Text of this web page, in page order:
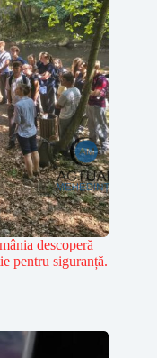
descoperă
pentru siguranță.